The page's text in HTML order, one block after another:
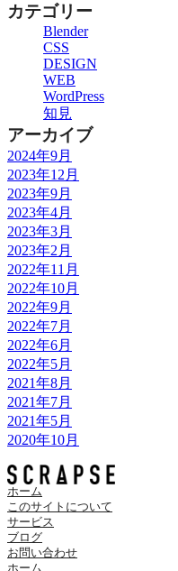
カテゴリー
Blender
CSS
DESIGN
WEB
WordPress
知見
アーカイブ
2024年9月
2023年12月
2023年9月
2023年4月
2023年3月
2023年2月
2022年11月
2022年10月
2022年9月
2022年7月
2022年6月
2022年5月
2021年8月
2021年7月
2021年5月
2020年10月
ホーム
このサイトについて
サービス
ブログ
お問い合わせ